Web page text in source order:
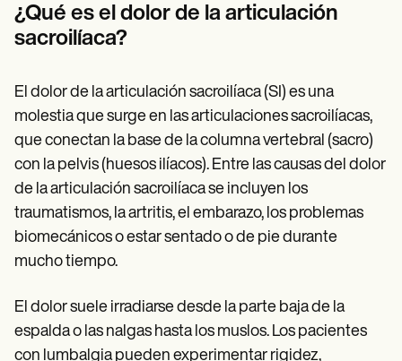
Help Center
Demos
Switch to Carepatron
Become a Partner
Why Carepatron?
Login
Get started
¿Qué es el dolor de la articulación
sacroilíaca?
El dolor de la articulación sacroilíaca (SI) es una
molestia que surge en las articulaciones sacroilíacas,
que conectan la base de la columna vertebral (sacro)
con la pelvis (huesos ilíacos). Entre las causas del dolor
de la articulación sacroilíaca se incluyen los
traumatismos, la artritis, el embarazo, los problemas
biomecánicos o estar sentado o de pie durante
mucho tiempo.
El dolor suele irradiarse desde la parte baja de la
espalda o las nalgas hasta los muslos. Los pacientes
con lumbalgia pueden experimentar rigidez,